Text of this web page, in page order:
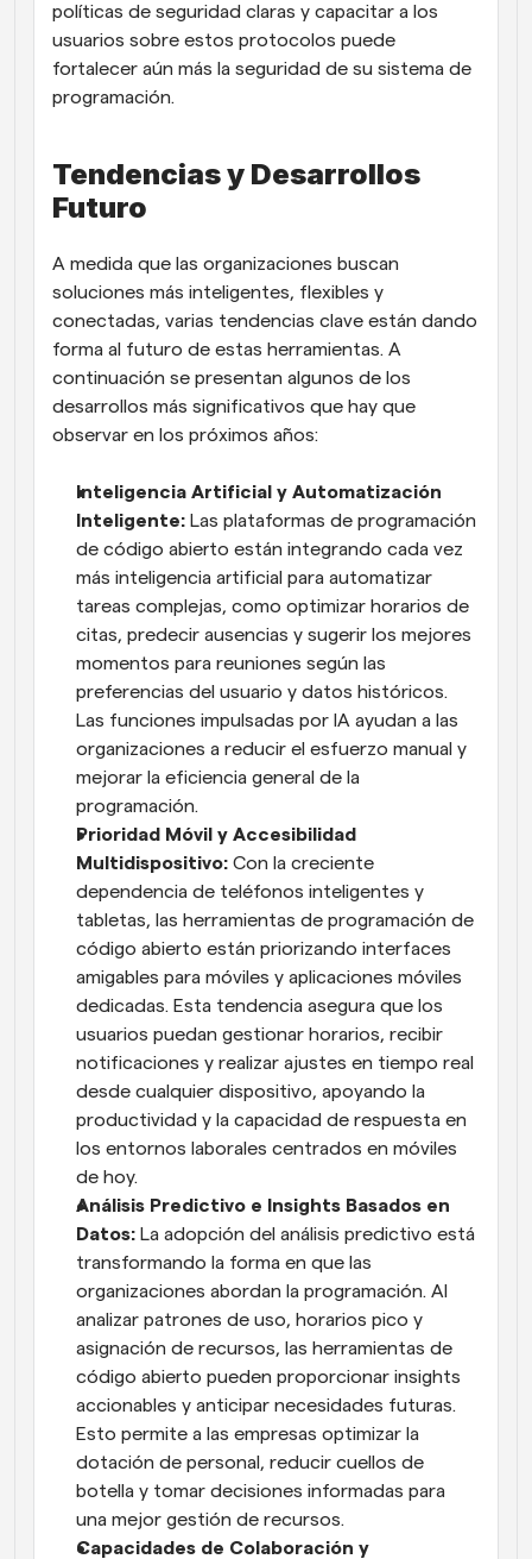
políticas de seguridad claras y capacitar a los
usuarios sobre estos protocolos puede
fortalecer aún más la seguridad de su sistema de
programación.
Tendencias y Desarrollos
Futuro
A medida que las organizaciones buscan
soluciones más inteligentes, flexibles y
conectadas, varias tendencias clave están dando
forma al futuro de estas herramientas. A
continuación se presentan algunos de los
desarrollos más significativos que hay que
observar en los próximos años:
Inteligencia Artificial y Automatización
Inteligente: Las plataformas de programación
de código abierto están integrando cada vez
más inteligencia artificial para automatizar
tareas complejas, como optimizar horarios de
citas, predecir ausencias y sugerir los mejores
momentos para reuniones según las
preferencias del usuario y datos históricos.
Las funciones impulsadas por IA ayudan a las
organizaciones a reducir el esfuerzo manual y
mejorar la eficiencia general de la
programación.
Prioridad Móvil y Accesibilidad
Multidispositivo: Con la creciente
dependencia de teléfonos inteligentes y
tabletas, las herramientas de programación de
código abierto están priorizando interfaces
amigables para móviles y aplicaciones móviles
dedicadas. Esta tendencia asegura que los
usuarios puedan gestionar horarios, recibir
notificaciones y realizar ajustes en tiempo real
desde cualquier dispositivo, apoyando la
productividad y la capacidad de respuesta en
los entornos laborales centrados en móviles
de hoy.
Análisis Predictivo e Insights Basados en
Datos: La adopción del análisis predictivo está
transformando la forma en que las
organizaciones abordan la programación. Al
analizar patrones de uso, horarios pico y
asignación de recursos, las herramientas de
código abierto pueden proporcionar insights
accionables y anticipar necesidades futuras.
Esto permite a las empresas optimizar la
dotación de personal, reducir cuellos de
botella y tomar decisiones informadas para
una mejor gestión de recursos.
Capacidades de Colaboración y